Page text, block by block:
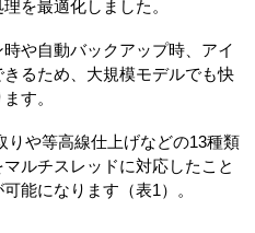
を最適化しました。
や自動バックアップ時、アイ
るため、大規模モデルでも快
す。
りや等高線仕上げなどの13種類
ルチスレッドに対応したこと
能になります（表1）。